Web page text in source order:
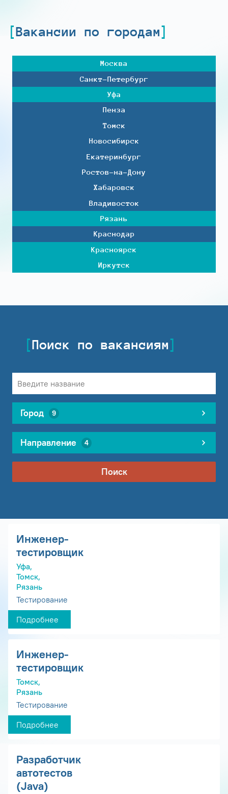
Вакансии по городам
Москва
Санкт-Петербург
Уфа
Пенза
Томск
Новосибирск
Екатеринбург
Ростов-на-Дону
Хабаровск
Владивосток
Рязань
Краснодар
Красноярск
Иркутск
Поиск по вакансиям
Город 9
Направление 4
Поиск
Инженер-
тестировщик
Уфа,
Томск,
Рязань
Тестирование
Подробнее
Инженер-
тестировщик
Томск,
Рязань
Тестирование
Подробнее
Разработчик
автотестов
(Java)